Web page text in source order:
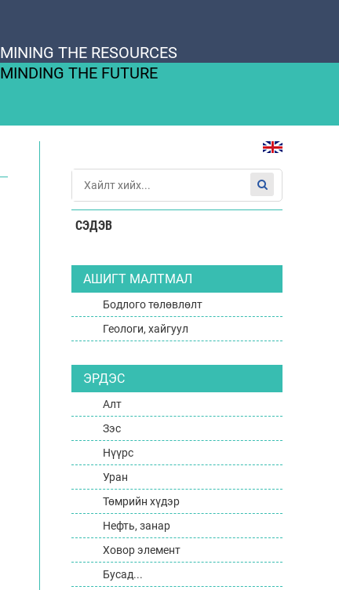
MINING THE RESOURCES
MINDING THE FUTURE
СЭДЭВ
АШИГТ МАЛТМАЛ
Бодлого төлөвлөлт
Геологи, хайгуул
ЭРДЭС
Алт
Зэс
Нүүрс
Уран
Төмрийн хүдэр
Нефть, занар
Ховор элемент
Бусад...